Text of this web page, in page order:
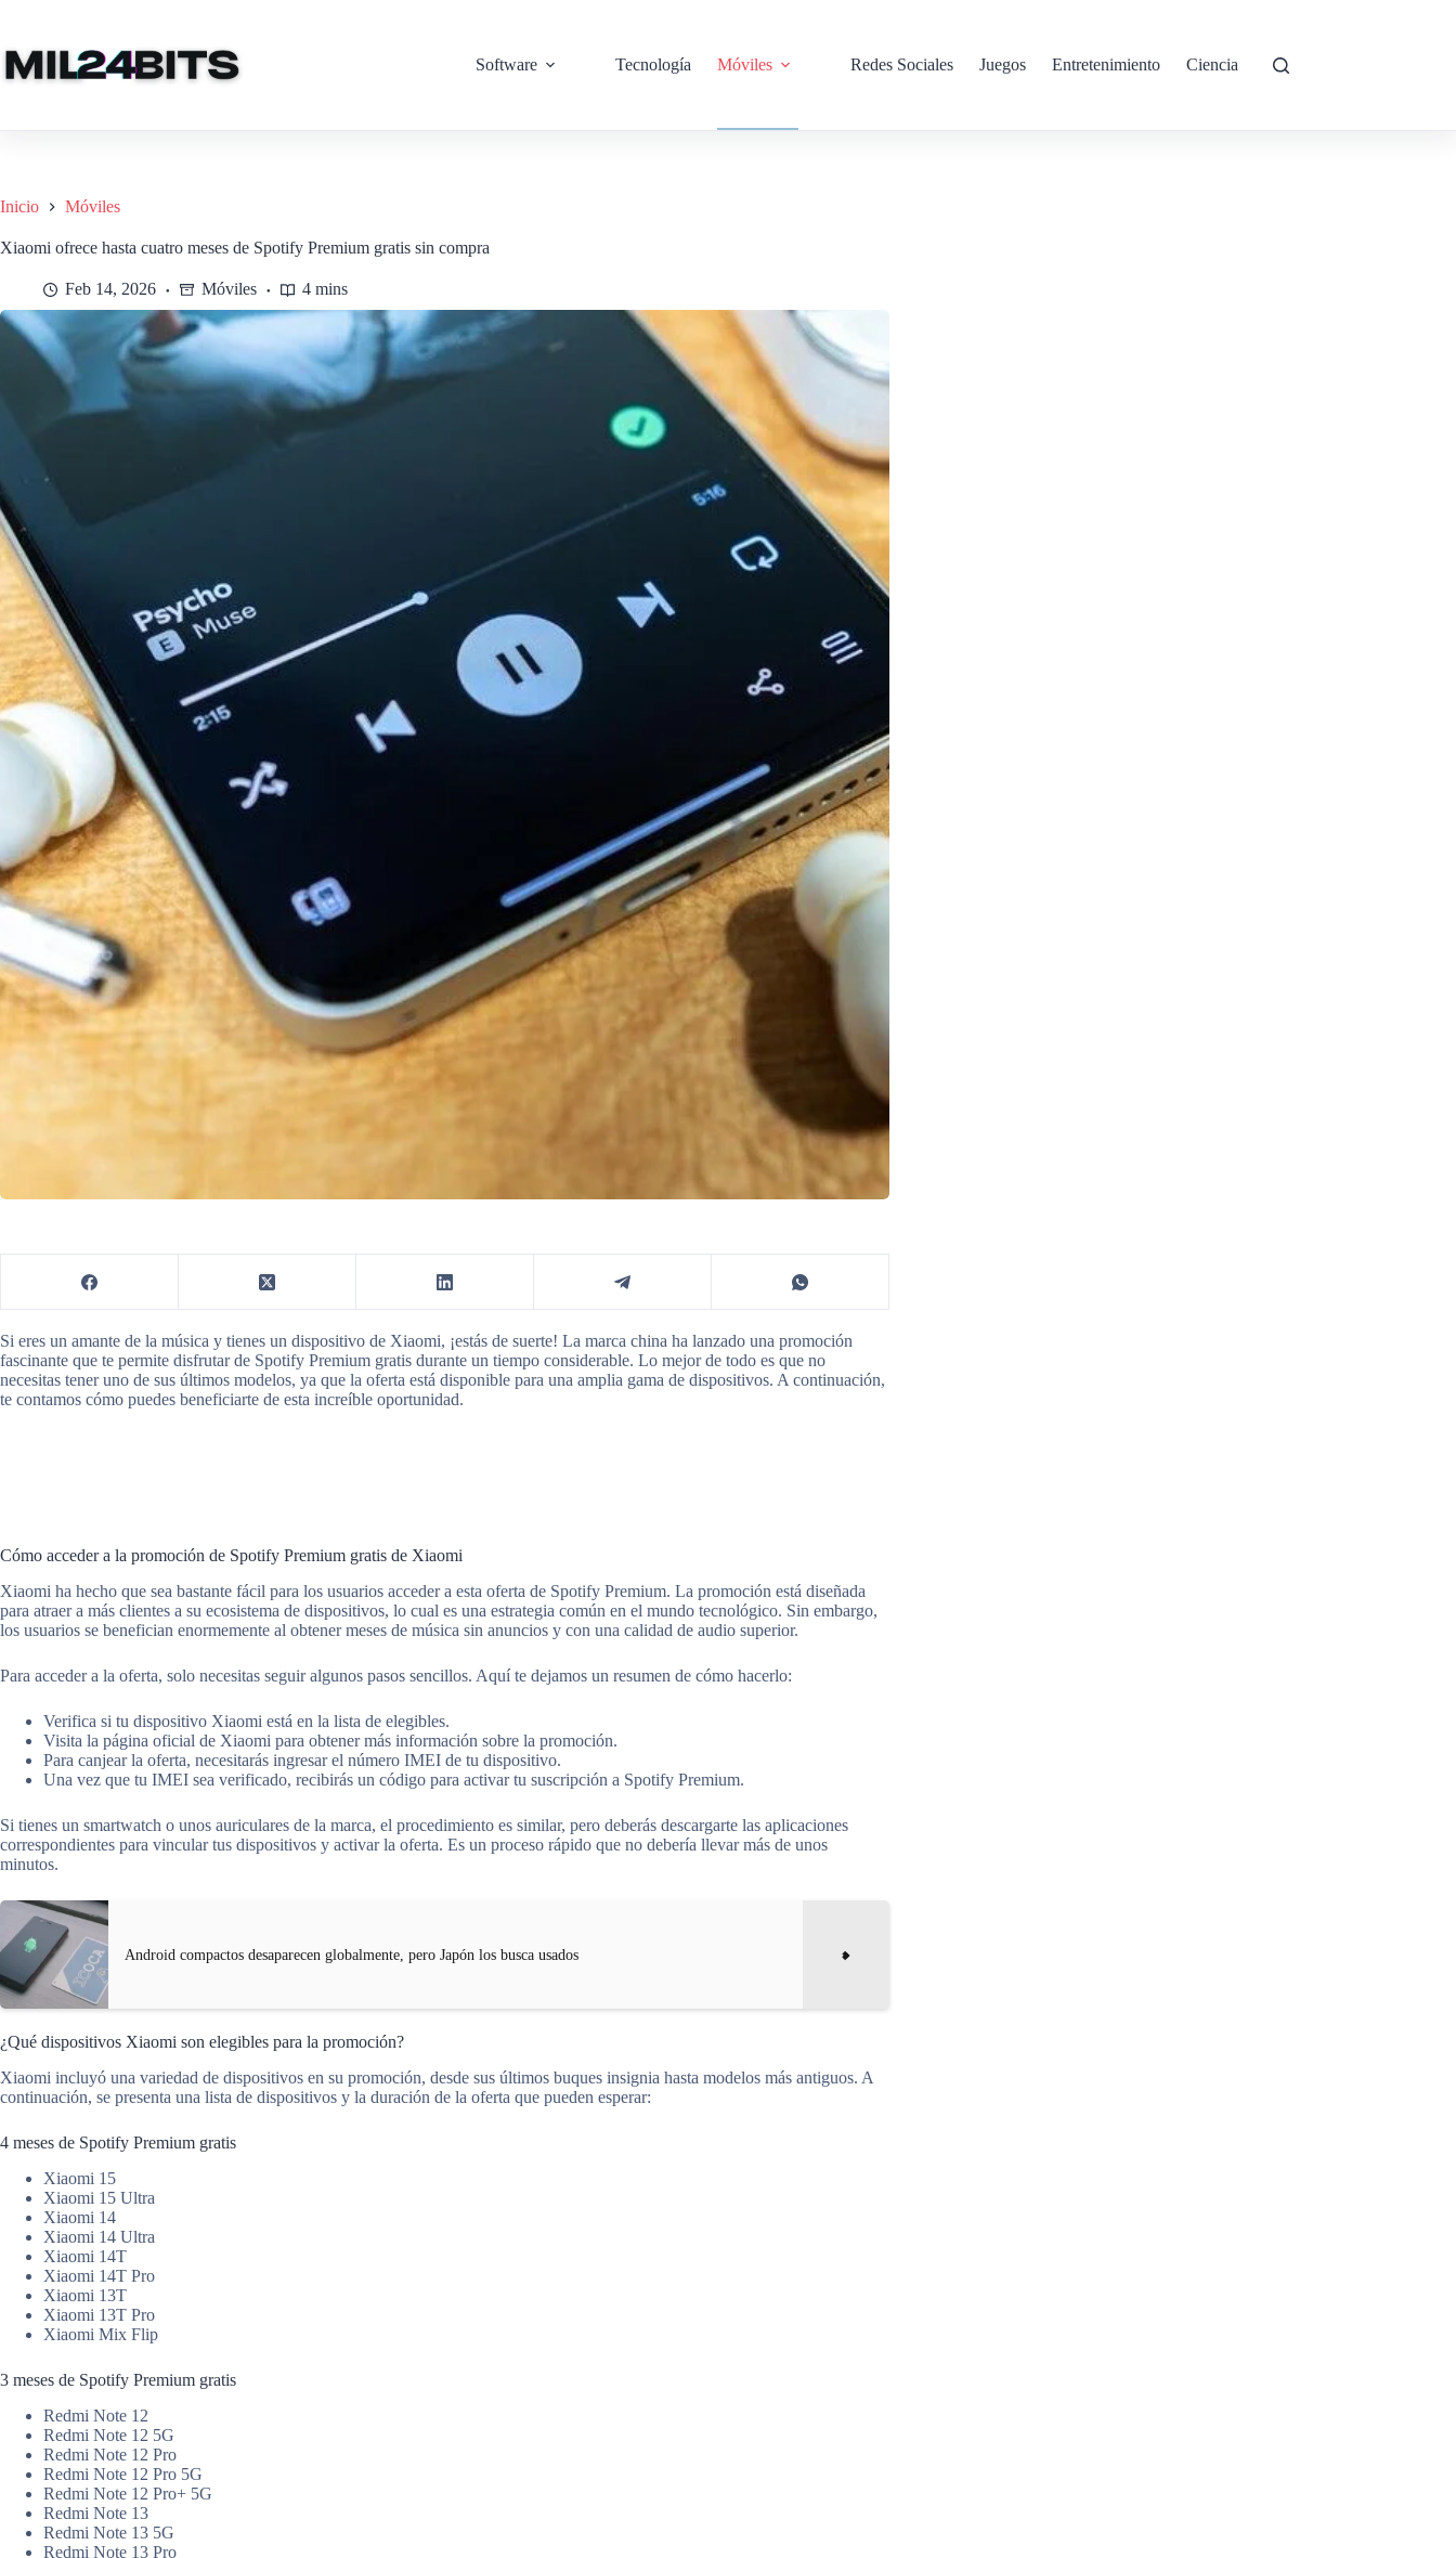
contenido
Software
Tecnología Móviles Redes Sociales Juegos Entretenimiento Ciencia
Inicio Móviles
Xiaomi ofrece hasta cuatro meses de Spotify Premium gratis sin compra
Feb 14, 2026 Móviles 4 mins
Si eres un amante de la música y tienes un dispositivo de Xiaomi, ¡estás de suerte! La marca china ha lanzado una promoción
fascinante que te permite disfrutar de Spotify Premium gratis durante un tiempo considerable. Lo mejor de todo es que no
necesitas tener uno de sus últimos modelos, ya que la oferta está disponible para una amplia gama de dispositivos. A continuación,
te contamos cómo puedes beneficiarte de esta increíble oportunidad.
Cómo acceder a la promoción de Spotify Premium gratis de Xiaomi
Xiaomi ha hecho que sea bastante fácil para los usuarios acceder a esta oferta de Spotify Premium. La promoción está diseñada
para atraer a más clientes a su ecosistema de dispositivos, lo cual es una estrategia común en el mundo tecnológico. Sin embargo,
los usuarios se benefician enormemente al obtener meses de música sin anuncios y con una calidad de audio superior.
Para acceder a la oferta, solo necesitas seguir algunos pasos sencillos. Aquí te dejamos un resumen de cómo hacerlo:
Verifica si tu dispositivo Xiaomi está en la lista de elegibles.
Visita la página oficial de Xiaomi para obtener más información sobre la promoción.
Para canjear la oferta, necesitarás ingresar el número IMEI de tu dispositivo.
Una vez que tu IMEI sea verificado, recibirás un código para activar tu suscripción a Spotify Premium.
Si tienes un smartwatch o unos auriculares de la marca, el procedimiento es similar, pero deberás descargarte las aplicaciones
correspondientes para vincular tus dispositivos y activar la oferta. Es un proceso rápido que no debería llevar más de unos
minutos.
Android compactos desaparecen globalmente, pero Japón los busca usados
¿Qué dispositivos Xiaomi son elegibles para la promoción?
Xiaomi incluyó una variedad de dispositivos en su promoción, desde sus últimos buques insignia hasta modelos más antiguos. A
continuación, se presenta una lista de dispositivos y la duración de la oferta que pueden esperar:
4 meses de Spotify Premium gratis
Xiaomi 15
Xiaomi 15 Ultra
Xiaomi 14
Xiaomi 14 Ultra
Xiaomi 14T
Xiaomi 14T Pro
Xiaomi 13T
Xiaomi 13T Pro
Xiaomi Mix Flip
3 meses de Spotify Premium gratis
Redmi Note 12
Redmi Note 12 5G
Redmi Note 12 Pro
Redmi Note 12 Pro 5G
Redmi Note 12 Pro+ 5G
Redmi Note 13
Redmi Note 13 5G
Redmi Note 13 Pro